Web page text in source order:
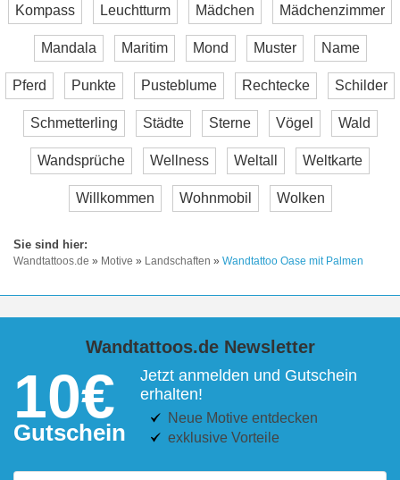
Kompass Leuchtturm Mädchen Mädchenzimmer
Mandala Maritim Mond Muster Name
Pferd Punkte Pusteblume Rechtecke Schilder
Schmetterling Städte Sterne Vögel Wald
Wandsprüche Wellness Weltall Weltkarte
Willkommen Wohnmobil Wolken
Wandtattoos.de » Motive » Landschaften » Wandtattoo Oase mit Palmen
Wandtattoos.de Newsletter
10€
Gutschein
Jetzt anmelden und Gutschein
erhalten!
Neue Motive entdecken
exklusive Vorteile